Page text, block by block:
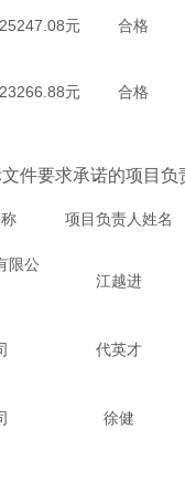
元 合格
元 合格
件要求承诺的项目负
项目负责人姓名
限公
江越进
代英才
徐健